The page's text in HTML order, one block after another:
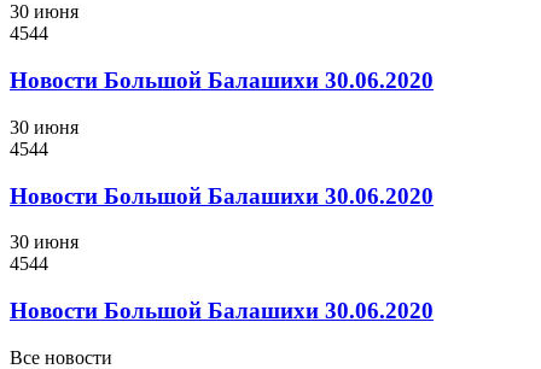
30 июня
4544
Новости Большой Балашихи 30.06.2020
30 июня
4544
Новости Большой Балашихи 30.06.2020
30 июня
4544
Новости Большой Балашихи 30.06.2020
Все новости